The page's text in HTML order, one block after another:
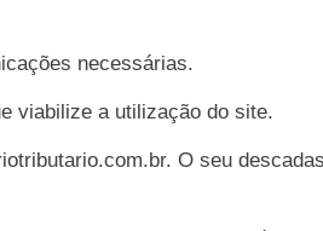
necessárias.
viabilize a utilização do site.
. O seu